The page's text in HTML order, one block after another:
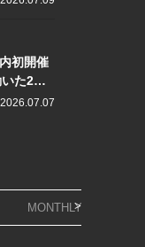
初開催
た2日
2026.07.07
MONTHLY